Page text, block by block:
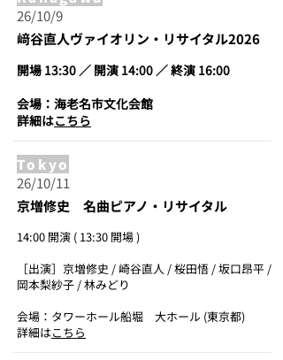
26/10/9
﨑谷直人ヴァイオリン・リサイタル2026
開場 13:30 ／ 開演 14:00 ／ 終演 16:00
会場：海老名市文化会館
詳細はこちら
Tokyo
26/10/11
京増修史 名曲ピアノ・リサイタル
14:00 開演 ( 13:30 開場 )
［出演］京増修史 / 崎谷直人 / 桜田悟 / 坂口昂平 /
岡本梨紗子 / 林みどり
会場：タワーホール船堀 大ホール (東京都)
詳細はこちら